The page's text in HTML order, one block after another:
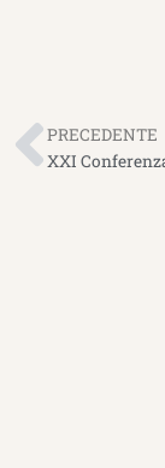
PRECEDENTE